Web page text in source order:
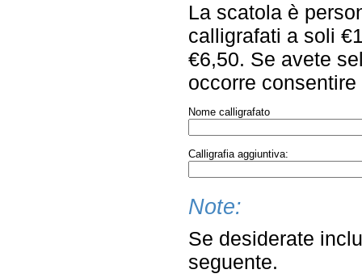
La scatola è
calligrafati a soli
€6,50. Se avete
occorre
Nome calligrafato
Calligrafia aggiuntiva:
Note:
Se desiderate
seguente.